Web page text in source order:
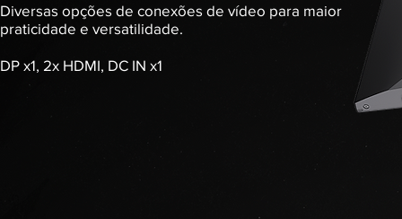
Diversas opções de conexões de vídeo para maior
praticidade e versatilidade.
DP x1, 2x HDMI, DC IN x1